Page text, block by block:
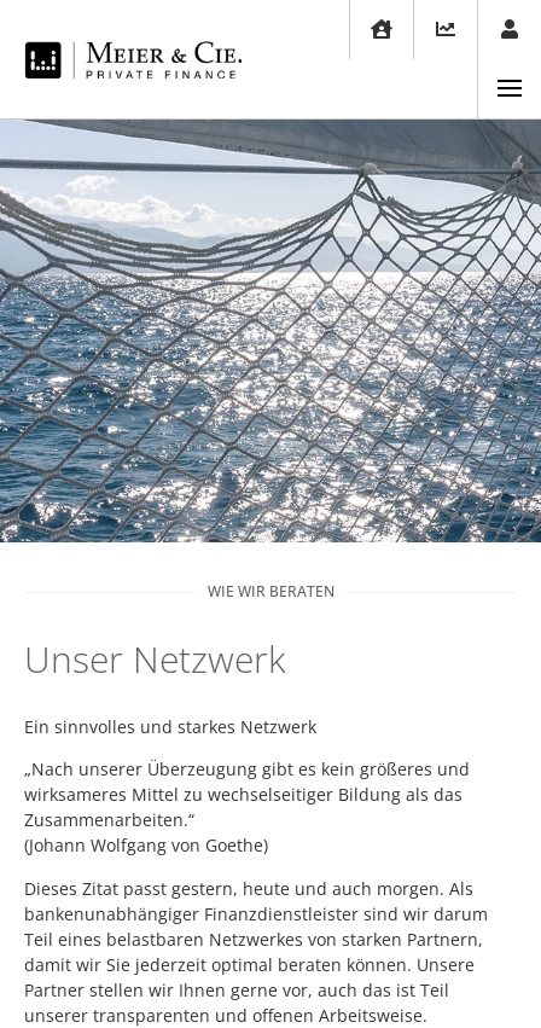
WIE WIR BERATEN
Unser Netzwerk
Ein sinnvolles und starkes Netzwerk
„Nach unserer Überzeugung gibt es kein größeres und
wirksameres Mittel zu wechselseitiger Bildung als das
Zusammenarbeiten.“
(Johann Wolfgang von Goethe)
Dieses Zitat passt gestern, heute und auch morgen. Als
bankenunabhängiger Finanzdienstleister sind wir darum
Teil eines belastbaren Netzwerkes von starken Partnern,
damit wir Sie jederzeit optimal beraten können. Unsere
Partner stellen wir Ihnen gerne vor, auch das ist Teil
unserer transparenten und offenen Arbeitsweise.